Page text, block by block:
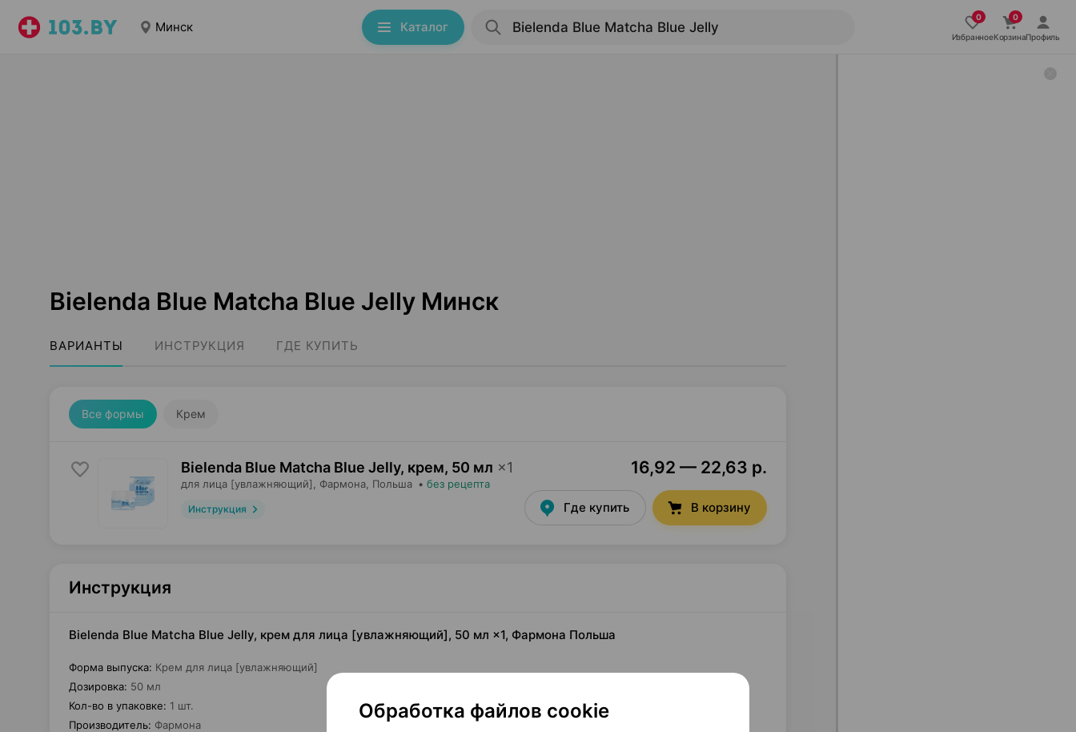
Минск Каталог
ИзбранноеКорзинаПрофиль
Bielenda Blue Matcha Blue Jelly Минск
ВАРИАНТЫ ИНСТРУКЦИЯ ГДЕ КУПИТЬ
Все формы Крем
Bielenda Blue Matcha Blue Jelly, крем, 50 мл ×1
для лица [увлажняющий], Фармона , Польша • без рецепта
Инструкция
16,92 — 22,63 р.
Где купить В корзину
Инструкция
Bielenda Blue Matcha Blue Jelly, крем для лица [увлажняющий], 50 мл ×1, Фармона Польша
Форма выпуска: Крем для лица [увлажняющий]
Дозировка: 50 мл
Кол-во в упаковке: 1 шт.
Производитель: Фармона
Обработка файлов cookie